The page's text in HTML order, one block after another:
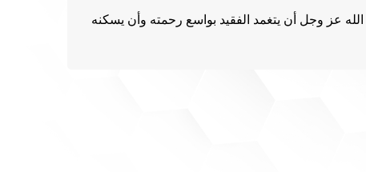
عز وجل أن يتغمد الفقيد بواسع رحمته وأن يسكنه